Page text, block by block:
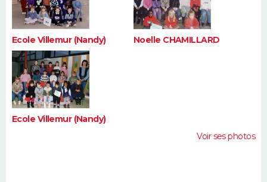
Ecole Villemur (Nandy) Noelle CHAMILLARD
Ecole Villemur (Nandy)
Voir ses photos